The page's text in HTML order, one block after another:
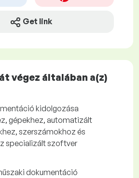
Get link
végez általában a(z)
kidolgozása
gépekhez, automatizált
szerszámokhoz és
specializált szoftver
dokumentáció